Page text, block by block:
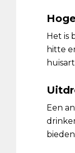
Het is
hitte
Een